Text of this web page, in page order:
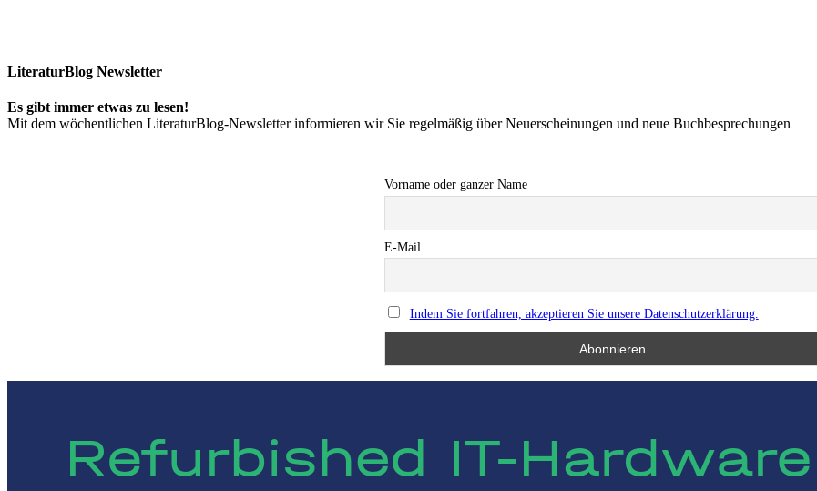
LiteraturBlog Newsletter
Es gibt immer etwas zu lesen!
Mit dem wöchentlichen LiteraturBlog-Newsletter informieren wir Sie regelmäßig über Neuerscheinungen und neue Buchbesprechungen
Vorname oder ganzer Name
E-Mail
Indem Sie fortfahren, akzeptieren Sie unsere Datenschutzerklärung.